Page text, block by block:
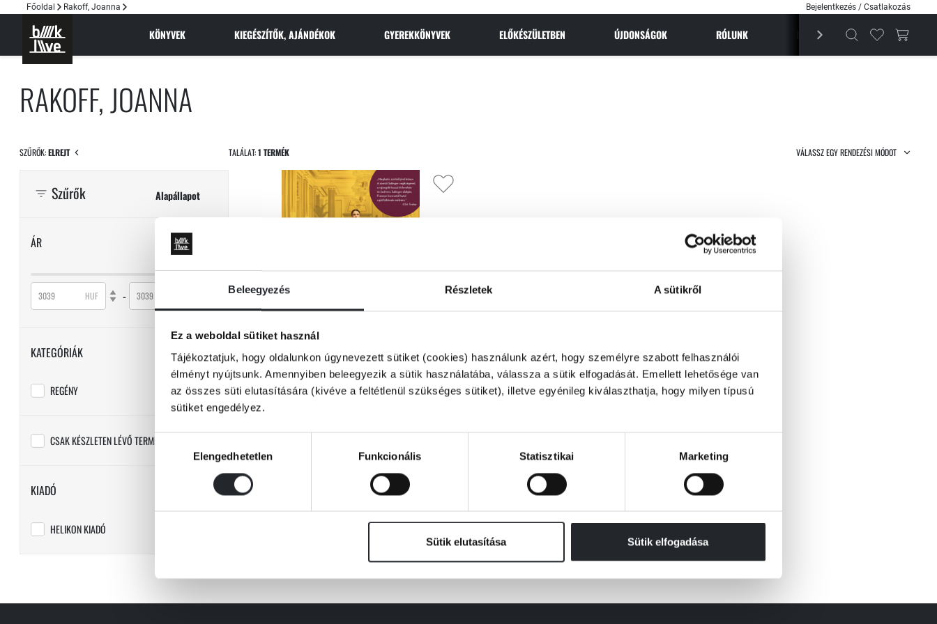
Beleegyezés Részletek A sütikről
Ez a weboldal sütiket használ
Tájékoztatjuk, hogy oldalunkon úgynevezett sütiket (cookies) használunk azért, hogy személyre szabott felhasználói
élményt nyújtsunk. Amennyiben beleegyezik a sütik használatába, válassza a sütik elfogadását. Emellett lehetősége van
az összes süti elutasítására (kivéve a feltétlenül szükséges sütiket), illetve egyénileg kiválaszthatja, hogy milyen típusú
sütiket engedélyez.
kiválasztásaElengedhetetlen Funkcionális Statisztikai Marketing
Sütik elutasítása Sütik elfogadása
Főoldal Rakoff, Joanna Bejelentkezés / Csatlakozás
KÖNYVEK KIEGÉSZÍTŐK, AJÁNDÉKOK GYEREKKÖNYVEK ELŐKÉSZÜLETBEN ÚJDONSÁGOK RÓLUNK BESTSELLEREK MAGAZIN
RAKOFF, JOANNA
SZŰRŐK:ELREJT TALÁLAT:1 TERMÉK VÁLASSZ EGY RENDEZÉSI MÓDOT
Szűrők Alapállapot
ÁR
HUF -
KATEGÓRIÁK
REGÉNY
CSAK KÉSZLETEN LÉVŐ TERMÉKEK
KIADÓ
HELIKON KIADÓ
Borító ár:3 799 Ft